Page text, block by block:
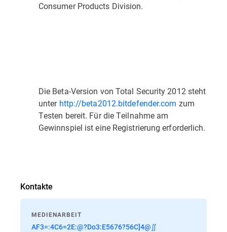
Consumer Products Division.
Die Beta-Version von Total Security 2012 steht
unter http://beta2012.bitdefender.com zum
Testen bereit. Für die Teilnahme am
Gewinnspiel ist eine Registrierung erforderlich.
Kontakte
MEDIENARBEIT
AF3=:4C6=2E:@?Do3:E5676?56C]4@∬